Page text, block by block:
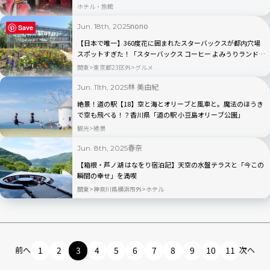
ホテル・旅館
Jun. 18th, 2025nono
【日本で唯一】360度花に囲まれたスターバックスが都内穴場
スポットすぎた！「スターバックス コーヒー よみうりランド
HANA・BIYORI店」
関東 東京都23区外 グルメ
Jun. 11th, 2025林 美由紀
絶景！道の駅【18】空と海とオリーブと風車と。魔法のほうき
で空も飛べる！？香川県「道の駅 小豆島オリーブ公園」
観光 絶景
Jun. 8th, 2025春奈
【箱根・芦ノ湖 はなをり宿泊記】天空の水盤テラスと「今この
瞬間の幸せ」を満喫
関東 神奈川県横浜市外 ホテル
前へ 1 2 3 4 5 6 7 8 9 10 11 次へ
Save